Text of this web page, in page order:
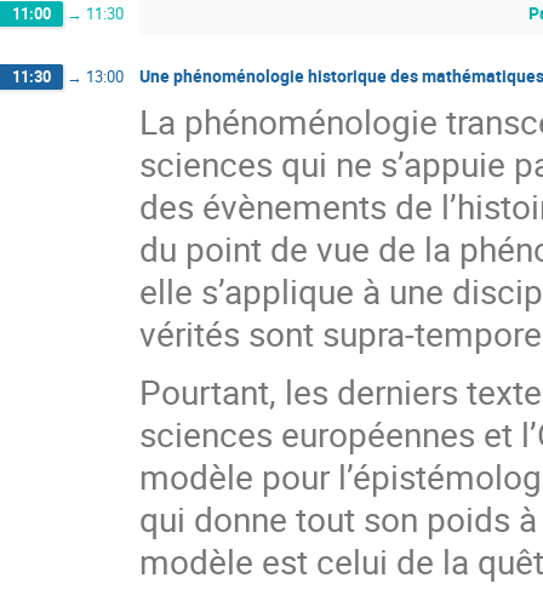
11:00 → 11:30
11:30 → 13:00 Une phénoménologie historique des
La phénoménologie
sciences qui ne s’appuie
des évènements de
du point de vue de la
elle s’applique à une
vérités sont supra-
Pourtant, les derniers
sciences européennes et
modèle pour
qui donne tout son poids
modèle est celui de la